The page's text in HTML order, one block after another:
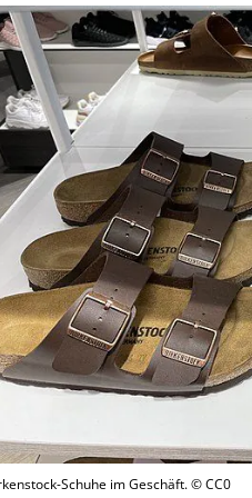
Schuhe im Geschäft. © CC0